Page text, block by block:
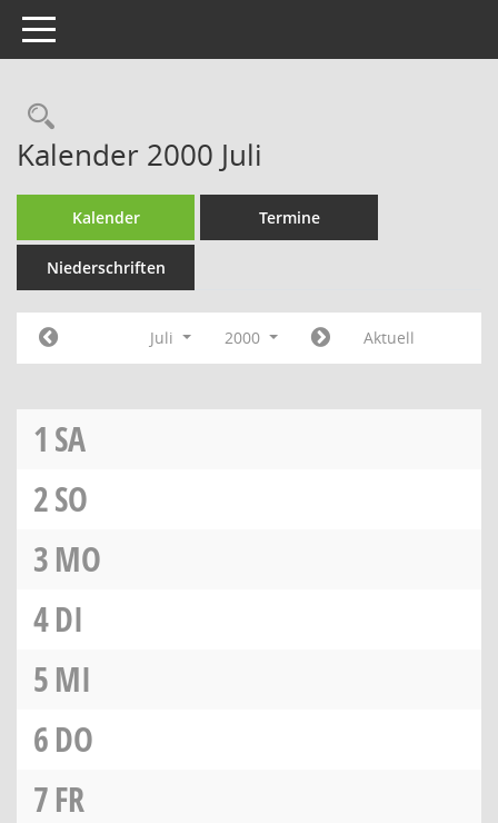
Toggle navigation
Rechercheauswahl
Kalender 2000 Juli
Kalender Termine
Niederschriften
Juli 2000 Aktuell
1 SA
2SO
3MO
4DI
5MI
6DO
7FR